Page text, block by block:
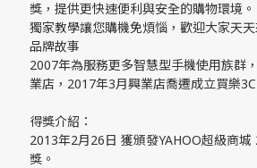
獎，提供更快速便利與安全的購物環境。
獨家教學讓您購機免煩惱，歡迎大家天天
品牌故事
2007年為服務更多智慧型手機使用族群
業店，2017年3月興業店喬遷成立買樂3C
得獎介紹：
2013年2月26日 獲頒發YAHOO超級商
獎。